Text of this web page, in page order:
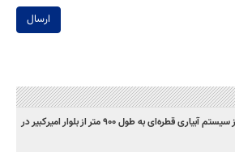
ارسال
بهره‌برداری از سیستم آبیاری قطره‌ای به طول ۹۰۰ متر از بلوار امیرکبیر در